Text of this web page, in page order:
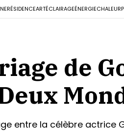
RÉSIDENCEARTÉCLAIRAGEÉNERGIECHALEUR
de
entre la célèbre actrice